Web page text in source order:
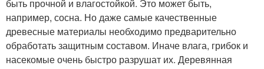
быть прочной и влагостойкой. Это может быть,
например, сосна. Но даже самые качественные
древесные материалы необходимо предварительно
обработать защитным составом. Иначе влага, грибок и
насекомые очень быстро разрушат их. Деревянная